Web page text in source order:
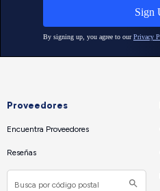
Proveedores
Encuentra Proveedores
Reseñas